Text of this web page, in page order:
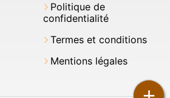
Politique de
confidentialité
Termes et conditions
Mentions légales